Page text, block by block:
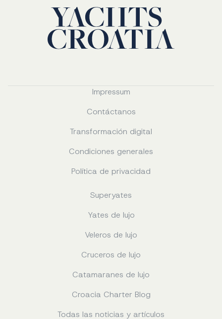
Impressum
Contáctanos
Transformación digital
Condiciones generales
Política de privacidad
Superyates
Yates de lujo
Veleros de lujo
Cruceros de lujo
Catamaranes de lujo
Croacia Charter Blog
Todas las noticias y artículos